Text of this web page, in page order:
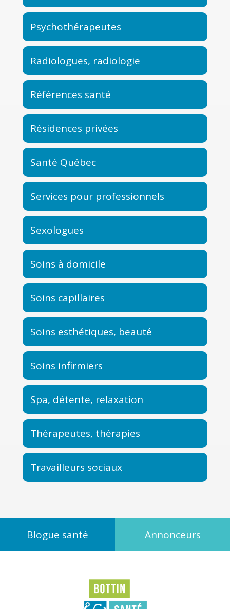
Psychothérapeutes
Radiologues, radiologie
Références santé
Résidences privées
Santé Québec
Services pour professionnels
Sexologues
Soins à domicile
Soins capillaires
Soins esthétiques, beauté
Soins infirmiers
Spa, détente, relaxation
Thérapeutes, thérapies
Travailleurs sociaux
Blogue santé Annonceurs